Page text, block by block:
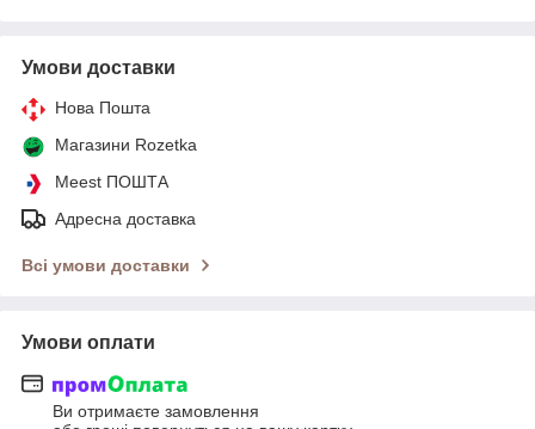
Умови доставки
Нова Пошта
Магазини Rozetka
Meest ПОШТА
Адресна доставка
Всі умови доставки
Умови оплати
Ви отримаєте замовлення